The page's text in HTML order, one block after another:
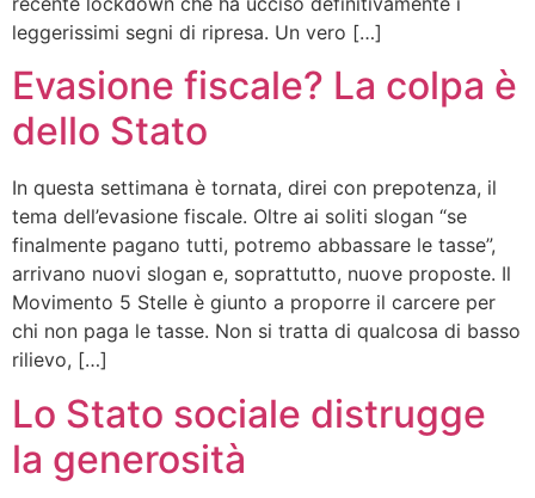
leggerissimi segni di ripresa. Un vero […]
Evasione fiscale? La colpa è
dello Stato
In questa settimana è tornata, direi con prepotenza, il
tema dell’evasione fiscale. Oltre ai soliti slogan “se
finalmente pagano tutti, potremo abbassare le tasse”,
arrivano nuovi slogan e, soprattutto, nuove proposte. Il
Movimento 5 Stelle è giunto a proporre il carcere per
chi non paga le tasse. Non si tratta di qualcosa di basso
rilievo, […]
Lo Stato sociale distrugge
la generosità